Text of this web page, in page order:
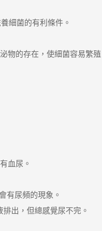
細菌的有利條件。
的存在，使細菌容易繁殖
血尿。
有尿頻的現象。
出，但總感覺尿不完。